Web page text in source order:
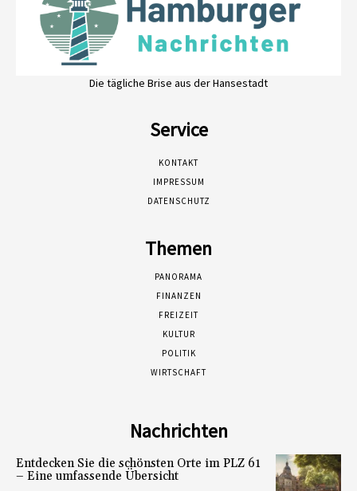
Die tägliche Brise aus der Hansestadt
Service
KONTAKT
IMPRESSUM
DATENSCHUTZ
Themen
PANORAMA
FINANZEN
FREIZEIT
KULTUR
POLITIK
WIRTSCHAFT
Nachrichten
Entdecken Sie die schönsten Orte im PLZ 61
– Eine umfassende Übersicht